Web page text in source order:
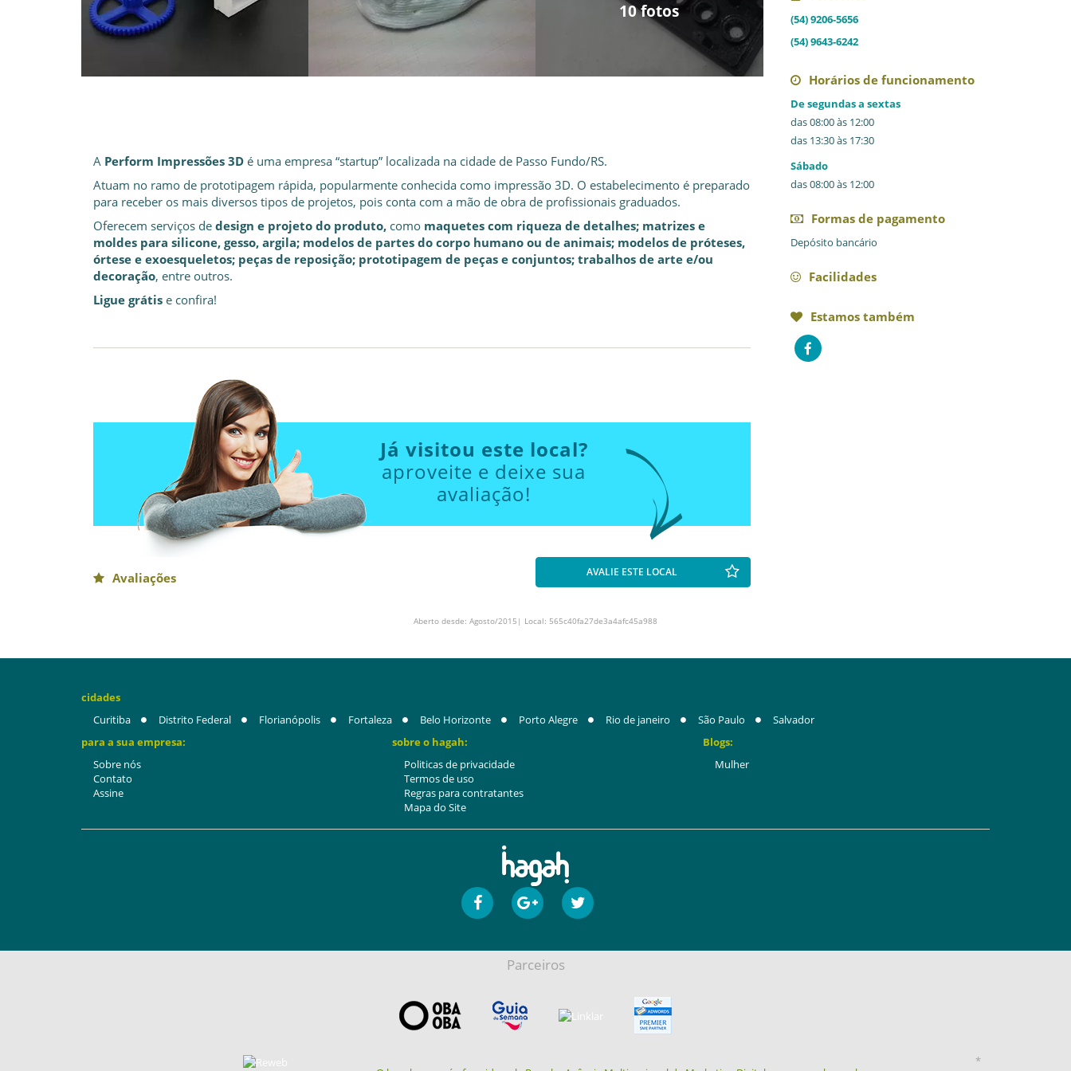
10 fotos
10 fotos
10 fotos
10 fotos
10 fotos
10 fotos
10 fotos
10 fotos
10 fotos
10 fotos
A Perform Impressões 3D é uma empresa “startup” localizada na cidade de Passo Fundo/RS.
Atuam no ramo de prototipagem rápida, popularmente conhecida como impressão 3D. O estabelecimento é preparado
para receber os mais diversos tipos de projetos, pois conta com a mão de obra de profissionais graduados.
Oferecem serviços de design e projeto do produto, como maquetes com riqueza de detalhes; matrizes e
moldes para silicone, gesso, argila; modelos de partes do corpo humano ou de animais; modelos de próteses,
órtese e exoesqueletos; peças de reposição; prototipagem de peças e conjuntos; trabalhos de arte e/ou
decoração, entre outros.
Ligue grátis e confira!
Já visitou este local?
aproveite e deixe sua
avaliação!
Avaliações AVALIE ESTE LOCAL
(54) 9206-5656
(54) 9643-6242
Horários de funcionamento
De segundas a sextas
das 08:00 às 12:00
das 13:30 às 17:30
Sábado
das 08:00 às 12:00
Formas de pagamento
Depósito bancário
Facilidades
Estamos também
Aberto desde: Agosto/2015| Local: 565c40fa27de3a4afc45a988
cidades
Curitiba
Distrito Federal Florianópolis Fortaleza Belo Horizonte Porto Alegre Rio de janeiro São Paulo
Salvador
para a sua empresa:
Sobre nós
Contato
Assine
sobre o hagah:
Politicas de privacidade
Termos de uso
Regras para contratantes
Mapa do Site
Blogs:
Mulher
Parceiros
*